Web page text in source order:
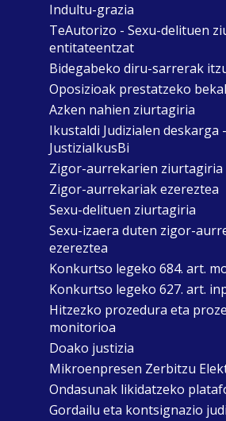
Indultu-grazia
TeAutorizo - Sexu-delituen
entitateentzat
Bidegabeko diru-sarrerak
Oposizioak prestatzeko
Azken nahien ziurtagiria
Ikustaldi Judizialen deskarga -
JustiziaIkusBi
Zigor-aurrekarien ziurtagiria
Zigor-aurrekariak ezereztea
Sexu-delituen ziurtagiria
Sexu-izaera duten zigor-
ezereztea
Konkurtso legeko 684. art.
Konkurtso legeko 627. art.
Hitzezko prozedura eta
monitorioa
Doako justizia
Mikroenpresen Zerbitzu
Ondasunak likidatzeko
Gordailu eta kontsignazio